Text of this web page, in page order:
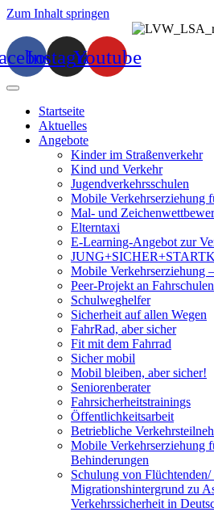
Zum Inhalt springen
InstagramYoutube
Startseite
Aktuelles
Angebote
Kinder im Straßenverkehr
Kind und Verkehr
Jugendverkehrsschulen
Mobile Verkehrserziehung
Mal- und
Elterntaxi
E-Learning-Angebot zur
Mobile Verkehrserziehung
Peer-Projekt an Fahrschulen
Schulweghelfer
Sicherheit auf allen Wegen
FahrRad, aber sicher
Fit mit dem Fahrrad
Sicher mobil
Mobil bleiben, aber sicher!
Seniorenberater
Fahrsicherheitstrainings
Öffentlichkeitsarbeit
Betriebliche
Mobile Verkehrserziehung
Behinderungen
Schulung von
Migrationshintergrund zu
Verkehrssicherheit in